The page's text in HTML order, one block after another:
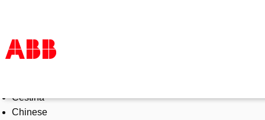
Products & Solutions
Industries
Čeština
Chinese